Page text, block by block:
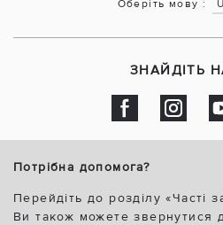
Оберіть мову :
ЗНАЙДІТЬ
Потрібна допомога?
Перейдіть до розділу «Часті
Ви також можете звернутися